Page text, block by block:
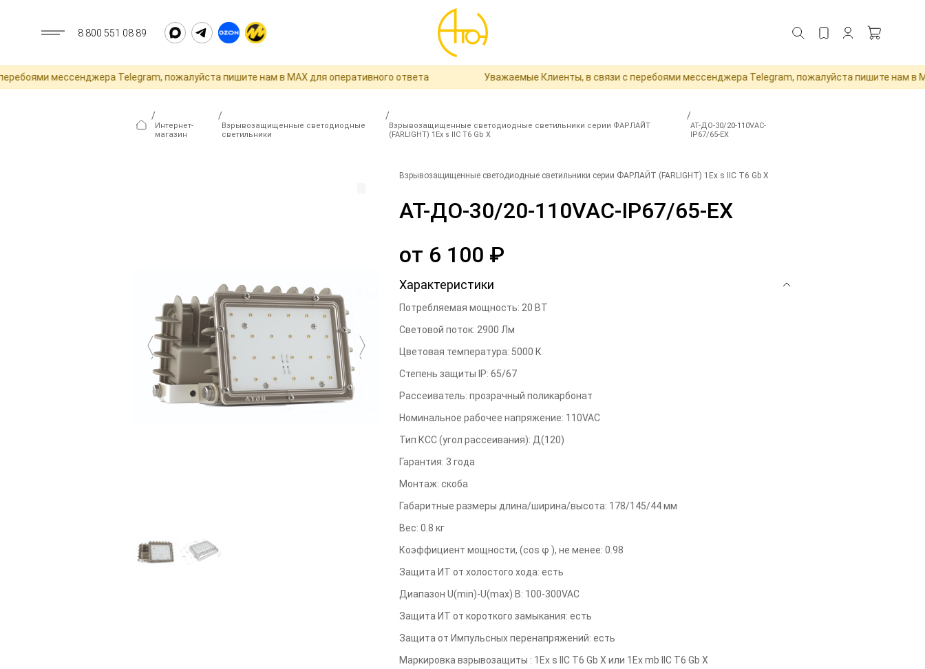
8 800 551 08 89
мессенджера Telegram, пожалуйста пишите нам в MAX для оперативного ответа Уважаемые Клиенты, в связи с перебоями мессенджера Telegram, пожалуйста пишите нам в MAX
/
Интернет-
магазин
/
Взрывозащищенные светодиодные
светильники
/
Взрывозащищенные светодиодные светильники серии ФАРЛАЙТ
(FARLIGHT) 1Ex s IIC T6 Gb X
/
АТ-ДО-30/20-110VAC-
IP67/65-EX
Взрывозащищенные светодиодные светильники серии ФАРЛАЙТ (FARLIGHT) 1Ex s IIC T6 Gb X
АТ-ДО-30/20-110VAC-IP67/65-EX
от 6 100 ₽
Характеристики
Потребляемая мощность: 20 ВТ
Световой поток: 2900 Лм
Цветовая температура: 5000 К
Степень защиты IP: 65/67
Рассеиватель: прозрачный поликарбонат
Номинальное рабочее напряжение: 110VAC
Тип КСС (угол рассеивания): Д(120)
Гарантия: 3 года
Монтаж: скоба
Габаритные размеры длина/ширина/высота: 178/145/44мм
Вес: 0.8 кг
Коэффициент мощности, (cos φ ), не менее: 0.98
Защита ИТ от холостого хода: есть
Диапазон U(min)-U(max) В: 100-300VAC
Защита ИТ от короткого замыкания: есть
Защита от Импульсных перенапряжений: есть
Маркировка взрывозащиты : 1Ex s IIC T6 Gb X или 1Ex mb IIC T6 Gb X